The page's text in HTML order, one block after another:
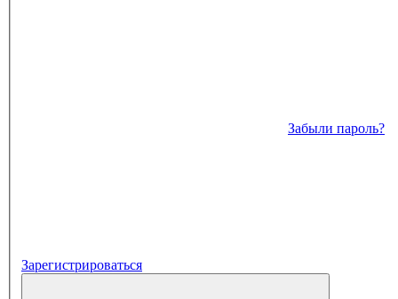
Забыли пароль?
Зарегистрироваться